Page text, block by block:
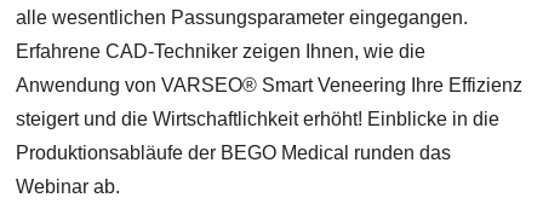
alle wesentlichen Passungsparameter eingegangen.
Erfahrene CAD-Techniker zeigen Ihnen, wie die
Anwendung von VARSEO® Smart Veneering Ihre Effizienz
steigert und die Wirtschaftlichkeit erhöht! Einblicke in die
Produktionsabläufe der BEGO Medical runden das
Webinar ab.